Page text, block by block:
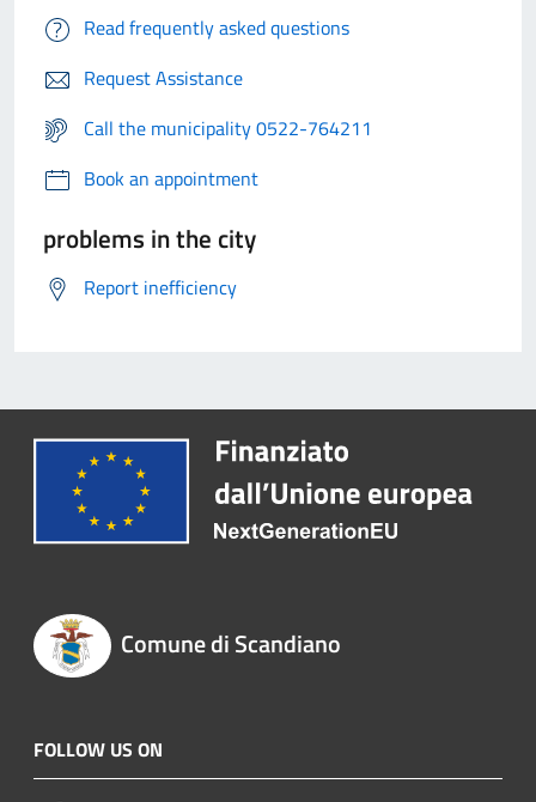
Read frequently asked questions
Request Assistance
Call the municipality 0522-764211
Book an appointment
problems in the city
Report inefficiency
Comune di Scandiano
FOLLOW US ON